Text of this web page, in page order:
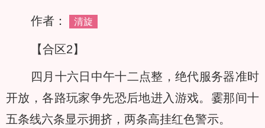
作者： 清旋
【合区2】
四月十六日中午十二点整，绝代服务器准时
开放，各路玩家争先恐后地进入游戏。霎那间十
五条线六条显示拥挤，两条高挂红色警示。